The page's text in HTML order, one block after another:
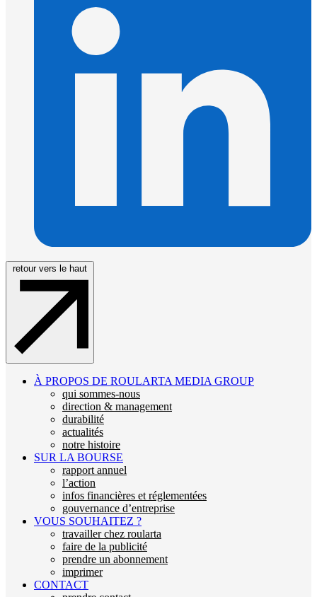
retour vers le haut
À PROPOS DE ROULARTA MEDIA GROUP
qui sommes-nous
direction & management
durabilité
actualités
notre histoire
SUR LA BOURSE
rapport annuel
l’action
infos financières et réglementées
gouvernance d’entreprise
VOUS SOUHAITEZ ?
travailler chez roularta
faire de la publicité
prendre un abonnement
imprimer
CONTACT